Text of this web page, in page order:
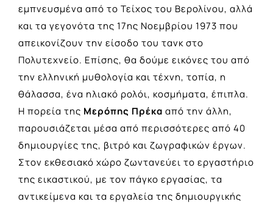
εμπνευσμένα από το Τείχος του Βερολίνου, αλλά
και τα γεγονότα της 17ης Νοεμβρίου 1973 που
απεικονίζουν την είσοδο του τανκ στο
Πολυτεχνείο. Επίσης, θα δούμε εικόνες του από
την ελληνική μυθολογία και τέχνη, τοπία, η
θάλασσα, ένα ηλιακό ρολόι, κοσμήματα, έπιπλα.
Η πορεία της Μερόπης Πρέκα από την άλλη,
παρουσιάζεται μέσα από περισσότερες από 40
δημιουργίες της, βιτρό και ζωγραφικών έργων.
Στον εκθεσιακό χώρο ζωντανεύει το εργαστήριο
της εικαστικού, με τον πάγκο εργασίας, τα
αντικείμενα και τα εργαλεία της δημιουργικής